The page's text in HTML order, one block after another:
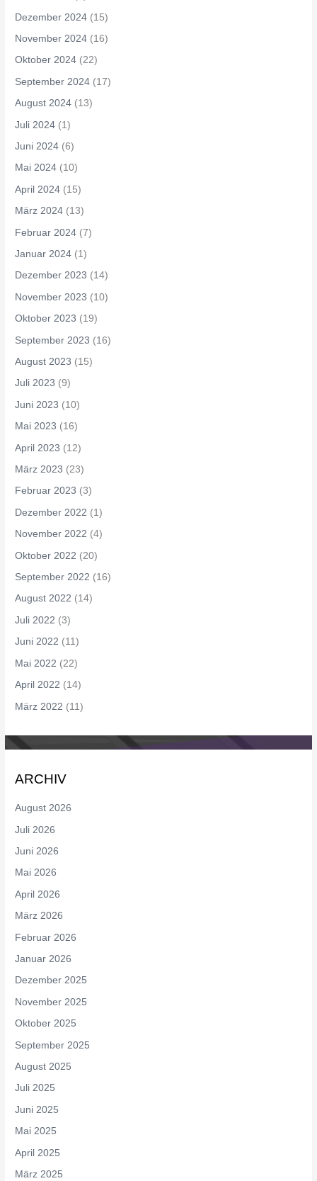
Dezember 2024 (15)
November 2024 (16)
Oktober 2024 (22)
September 2024 (17)
August 2024 (13)
Juli 2024 (1)
Juni 2024 (6)
Mai 2024 (10)
April 2024 (15)
März 2024 (13)
Februar 2024 (7)
Januar 2024 (1)
Dezember 2023 (14)
November 2023 (10)
Oktober 2023 (19)
September 2023 (16)
August 2023 (15)
Juli 2023 (9)
Juni 2023 (10)
Mai 2023 (16)
April 2023 (12)
März 2023 (23)
Februar 2023 (3)
Dezember 2022 (1)
November 2022 (4)
Oktober 2022 (20)
September 2022 (16)
August 2022 (14)
Juli 2022 (3)
Juni 2022 (11)
Mai 2022 (22)
April 2022 (14)
März 2022 (11)
ARCHIV
August 2026
Juli 2026
Juni 2026
Mai 2026
April 2026
März 2026
Februar 2026
Januar 2026
Dezember 2025
November 2025
Oktober 2025
September 2025
August 2025
Juli 2025
Juni 2025
Mai 2025
April 2025
März 2025